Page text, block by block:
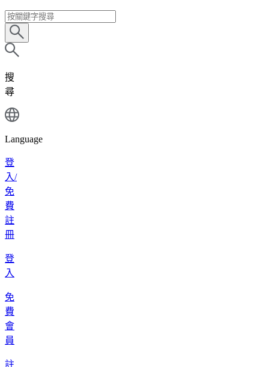
搜
尋
Language
登
入/
免
費
註
冊
登
入
免
費
會
員
註